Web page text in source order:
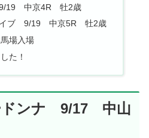
19 中京4R 牡2歳
イブ 9/19 中京5R 牡2歳
場入場
た！
ドンナ 9/17 中山